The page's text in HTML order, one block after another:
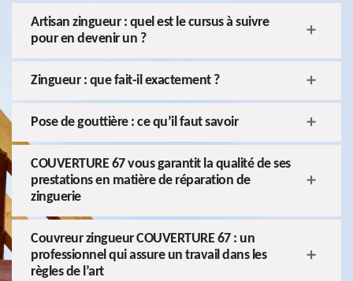
Artisan zingueur : quel est le cursus à suivre
pour en devenir un ?
Zingueur : que fait-il exactement ?
Pose de gouttière : ce qu’il faut savoir
COUVERTURE 67 vous garantit la qualité de ses
prestations en matière de réparation de
zinguerie
Couvreur zingueur COUVERTURE 67 : un
professionnel qui assure un travail dans les
règles de l’art